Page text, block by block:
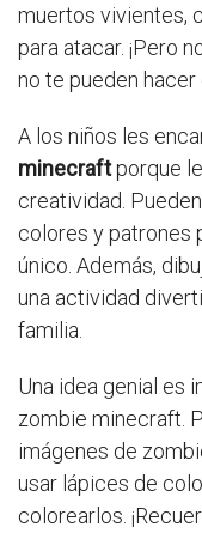
muertos vivientes,
para atacar. ¡Pero
no te pueden hacer
A los niños les
minecraftporque
creatividad.
colores y patrones
único. Además,
una actividad
familia.
Una idea genial es
zombie minecraft.
imágenes de
usar lápices de
colorearlos.